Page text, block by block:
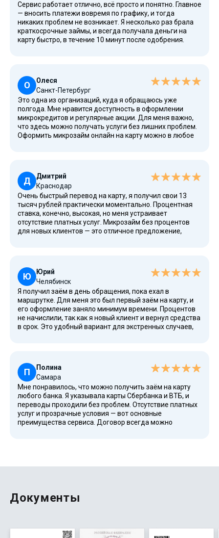
Сервис работает отлично, всё просто и понятно. Главное
— вносить платежи вовремя по графику, и тогда
никаких проблем не возникает. Я несколько раз брала
краткосрочные займы, и всегда получала деньги на
карту быстро, в течение 10 минут после одобрения.
О
Олеся
Санкт-Петербург
Это одна из организаций, куда я обращаюсь уже
полгода. Мне нравится доступность в оформлении
микрокредитов и регулярные акции. Для меня важно,
что здесь можно получать услуги без лишних проблем.
Оформить микрозайм онлайн на карту можно в любое
Д
Дмитрий
Краснодар
Очень быстрый перевод на карту, я получил свои 13
тысяч рублей практически моментально. Процентная
ставка, конечно, высокая, но меня устраивает
отсутствие платных услуг. Микрозайм без процентов
для новых клиентов — это отличное предложение,
Ю
Юрий
Челябинск
Я получил заём в день обращения, пока ехал в
маршрутке. Для меня это был первый заём на карту, и
его оформление заняло минимум времени. Процентов
не начислили, так как я новый клиент и вернул средства
в срок. Это удобный вариант для экстренных случаев,
П
Полина
Самара
Мне понравилось, что можно получить заём на карту
любого банка. Я указывала карты Сбербанка и ВТБ, и
переводы проходили без проблем. Отсутствие платных
услуг и прозрачные условия — вот основные
преимущества сервиса. Договор всегда можно
Документы